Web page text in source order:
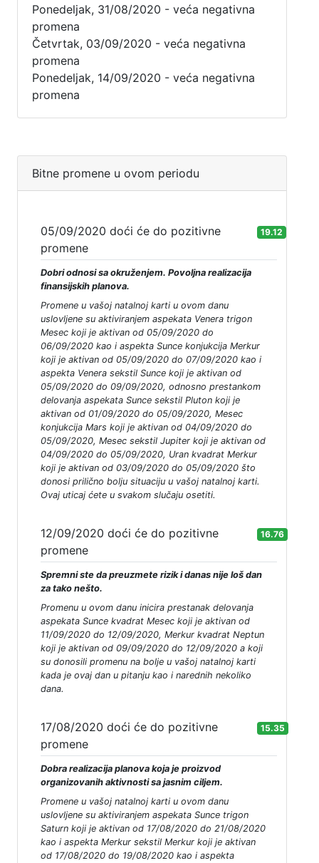
Ponedeljak, 31/08/2020 - veća negativna
promena
Četvrtak, 03/09/2020 - veća negativna
promena
Ponedeljak, 14/09/2020 - veća negativna
promena
Bitne promene u ovom periodu
05/09/2020 doći će do pozitivne
promene
19.12
Dobri odnosi sa okruženjem. Povoljna realizacija
finansijskih planova.
Promene u vašoj natalnoj karti u ovom danu
uslovljene su aktiviranjem aspekata Venera trigon
Mesec koji je aktivan od 05/09/2020 do
06/09/2020 kao i aspekta Sunce konjukcija Merkur
koji je aktivan od 05/09/2020 do 07/09/2020 kao i
aspekta Venera sekstil Sunce koji je aktivan od
05/09/2020 do 09/09/2020, odnosno prestankom
delovanja aspekata Sunce sekstil Pluton koji je
aktivan od 01/09/2020 do 05/09/2020, Mesec
konjukcija Mars koji je aktivan od 04/09/2020 do
05/09/2020, Mesec sekstil Jupiter koji je aktivan od
04/09/2020 do 05/09/2020, Uran kvadrat Merkur
koji je aktivan od 03/09/2020 do 05/09/2020 što
donosi prilično bolju situaciju u vašoj natalnoj karti.
Ovaj uticaj ćete u svakom slučaju osetiti.
12/09/2020 doći će do pozitivne
promene
16.76
Spremni ste da preuzmete rizik i danas nije loš dan
za tako nešto.
Promenu u ovom danu inicira prestanak delovanja
aspekata Sunce kvadrat Mesec koji je aktivan od
11/09/2020 do 12/09/2020, Merkur kvadrat Neptun
koji je aktivan od 09/09/2020 do 12/09/2020 a koji
su donosili promenu na bolje u vašoj natalnoj karti
kada je ovaj dan u pitanju kao i narednih nekoliko
dana.
17/08/2020 doći će do pozitivne
promene
15.35
Dobra realizacija planova koja je proizvod
organizovanih aktivnosti sa jasnim ciljem.
Promene u vašoj natalnoj karti u ovom danu
uslovljene su aktiviranjem aspekata Sunce trigon
Saturn koji je aktivan od 17/08/2020 do 21/08/2020
kao i aspekta Merkur sekstil Merkur koji je aktivan
od 17/08/2020 do 19/08/2020 kao i aspekta